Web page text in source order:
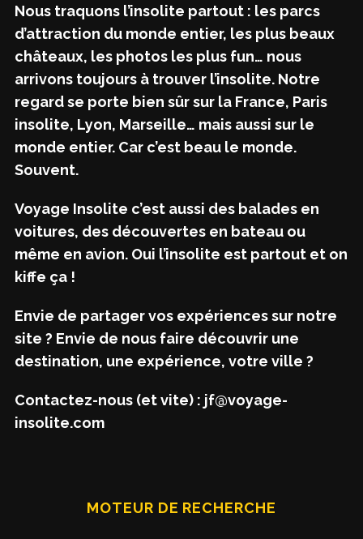
Nous traquons l’insolite partout : les parcs
d’attraction du monde entier, les plus beaux
châteaux, les photos les plus fun… nous
arrivons toujours à trouver l’insolite. Notre
regard se porte bien sûr sur la France, Paris
insolite, Lyon, Marseille… mais aussi sur le
monde entier. Car c’est beau le monde.
Souvent.
Voyage Insolite c’est aussi des balades en
voitures, des découvertes en bateau ou
même en avion. Oui l’insolite est partout et on
kiffe ça !
Envie de partager vos expériences sur notre
site ? Envie de nous faire découvrir une
destination, une expérience, votre ville ?
Contactez-nous (et vite) : jf@voyage-
insolite.com
MOTEUR DE RECHERCHE